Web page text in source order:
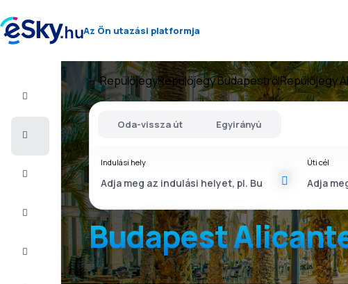
Az Ön utazási platformja
Repülő+Hotel
Repülőjegy
Nyaralás
RepülőjegyRepülőjegy BudapestrőlRepülőjegy
Budapest
Oda-vissza út Egyirányú
Indulási hely Úti cél